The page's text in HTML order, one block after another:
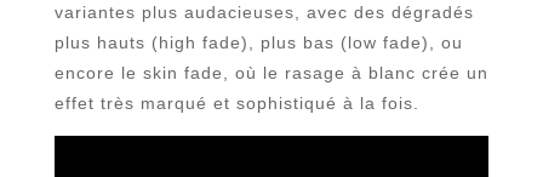
variantes plus audacieuses, avec des dégradés
plus hauts (high fade), plus bas (low fade), ou
encore le skin fade, où le rasage à blanc crée un
effet très marqué et sophistiqué à la fois.